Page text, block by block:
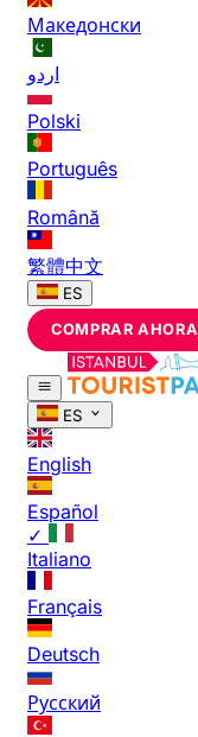
Македонски
اردو
Polski
Português
Română
繁體中文
ES
COMPRAR AHORA
ES
English
Español
✓
Italiano
Français
Deutsch
Русский